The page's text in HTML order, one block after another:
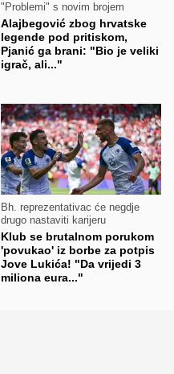
"Problemi" s novim brojem
Alajbegović zbog hrvatske
legende pod pritiskom,
Pjanić ga brani: "Bio je veliki
igrač, ali..."
Bh. reprezentativac će negdje
drugo nastaviti karijeru
Klub se brutalnom porukom
'povukao' iz borbe za potpis
Jove Lukića! "Da vrijedi 3
miliona eura..."